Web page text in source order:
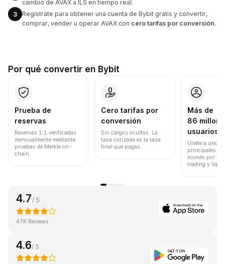
cambio de AVAX a ILS en tiempo real.
3
Regístrate para obtener una cuenta de Bybit gratis y convertir,
comprar, vender u operar AVAX con cero tarifas por conversión.
Por qué convertir en Bybit
Prueba de
reservas
Reservas 1:1 verificadas
mensualmente mediante
pruebas de Merkle on-
chain.
Cero tarifas por
conversión
Sin cargos ocultos. La
tasa cotizada es la tasa
final que pagas.
Más de
86
usuarios
Únete a uno
principales
mundo por
trading y
4.7 / 5
47K Reviews
4.6/ 5